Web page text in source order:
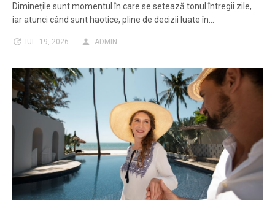
Diminețile sunt momentul în care se setează tonul întregii zile,
iar atunci când sunt haotice, pline de decizii luate în…
IUL. 19, 2026 ADMIN